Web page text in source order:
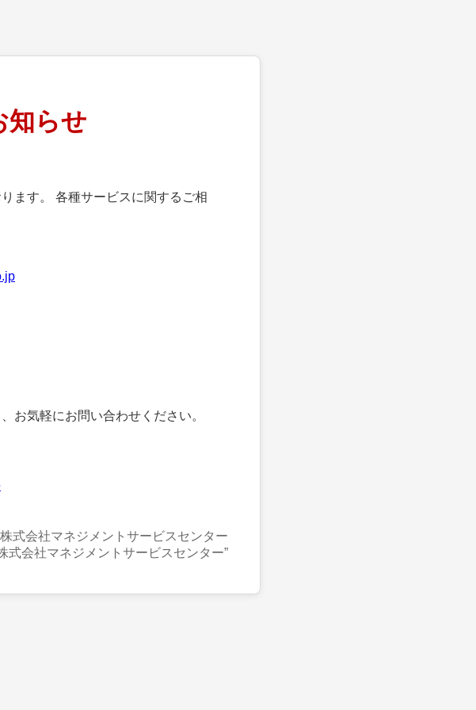
知らせ
ます。 各種サービスに関するご相
お気軽にお問い合わせください。
株式会社マネジメントサービスセンター